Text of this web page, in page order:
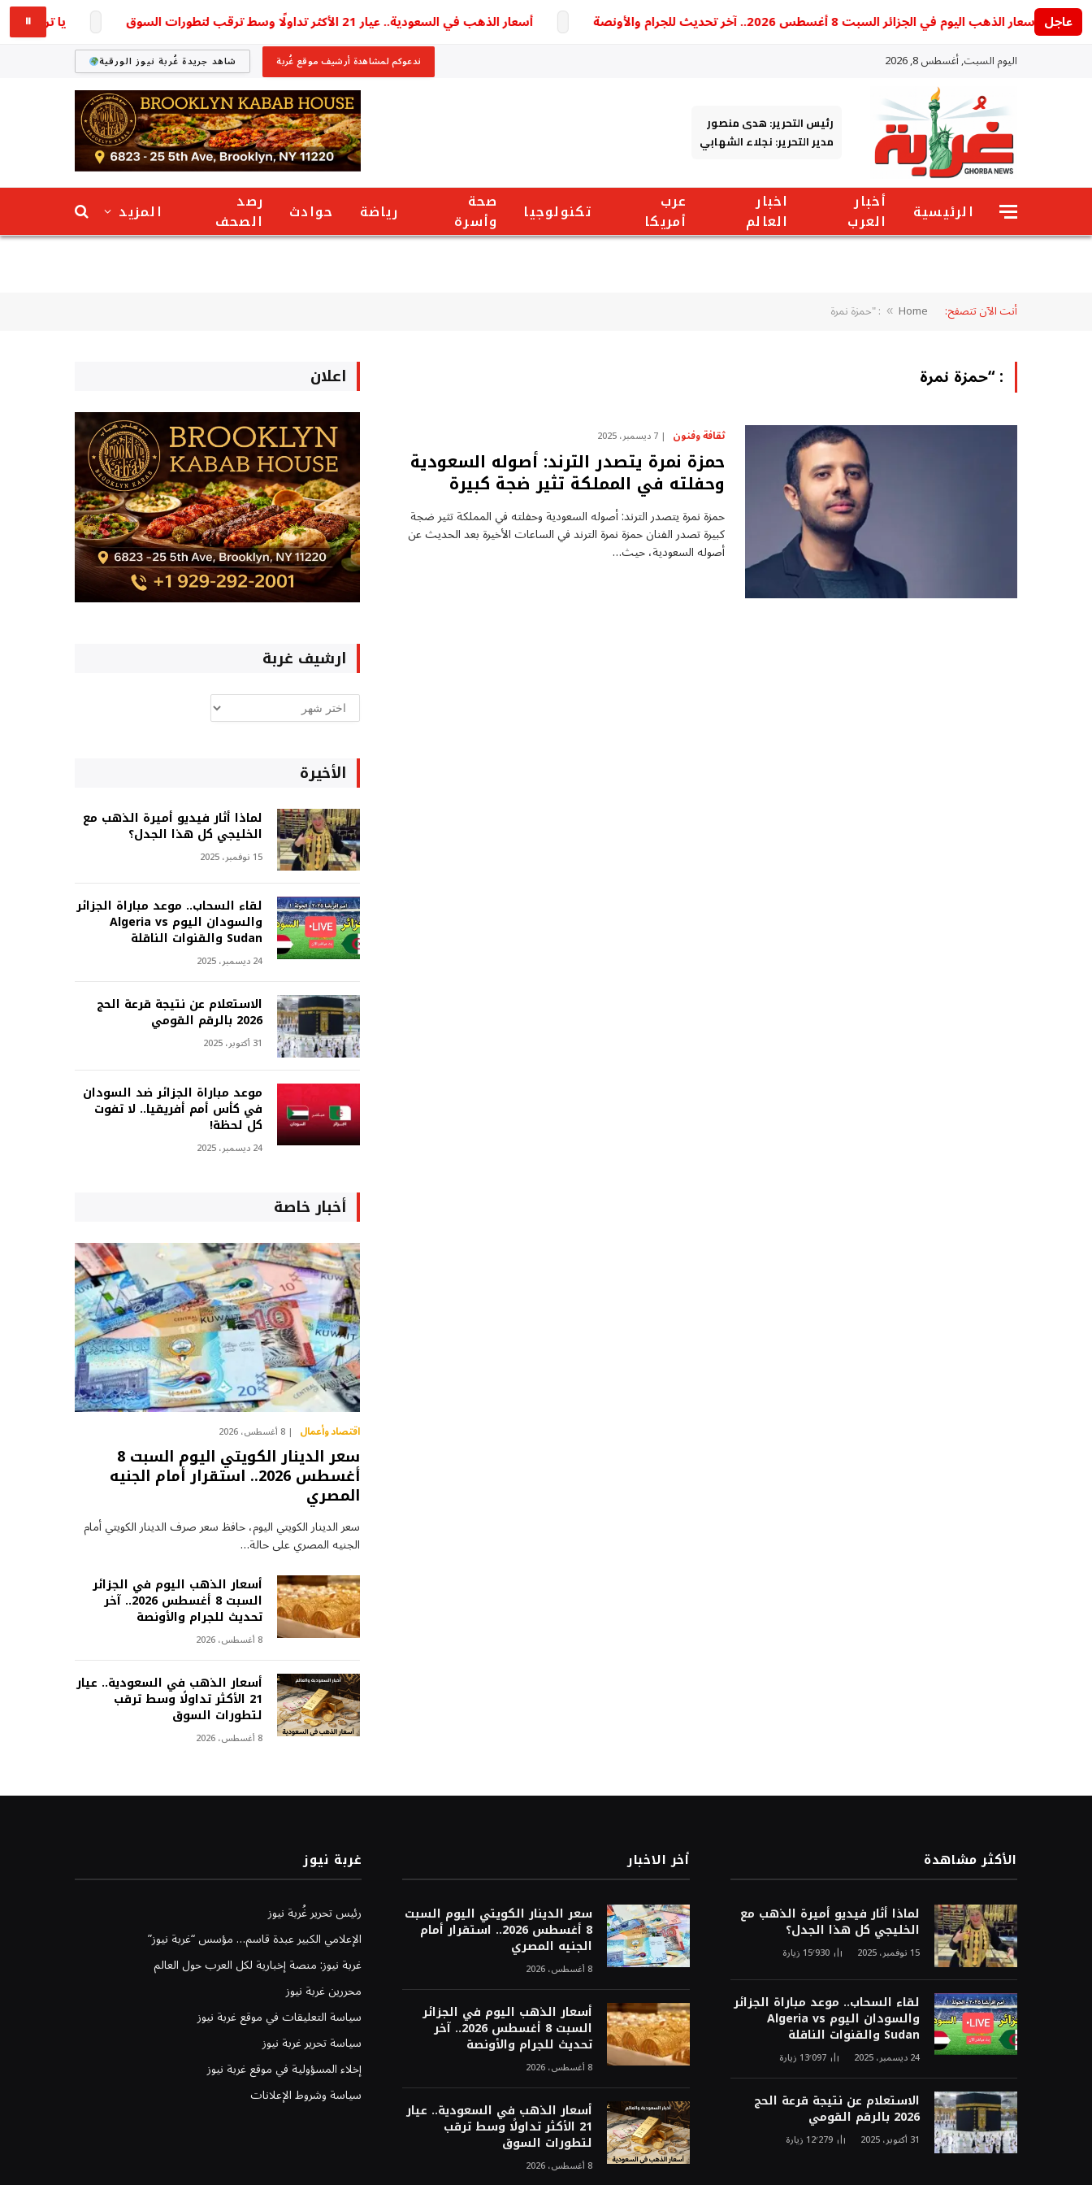
عاجل
أسعار الذهب اليوم في الجزائر السبت 8 أغسطس 2026.. آخر تحديث للجرام والأونصة أسعار الذهب في السعودية.. عيار 21 الأكثر تداولًا وسط ترقب لتطورات السوق يا ترى وصل⏸
اليوم السبت, أغسطس 8, 2026 ندعوكم لمشاهدة أرشيف موقع غُربة شاهد جريدة غُربة نيوز الورقية
رئيس التحرير: هدى منصور
مدير التحرير: نجلاء الشهابي
الرئيسية
أخبار
العرب
اخبار
العالم
عرب
أمريكا
تكنولوجيا
صحة
وأسرة
رياضة حوادث
رصد
الصحف
المزيد
أنت الآن تتصفح: Home
» : "حمزة نمرة
: “حمزة نمرة
ثقافة وفنون 7 ديسمبر، 2025
حمزة نمرة يتصدر الترند: أصوله السعودية
وحفلته في المملكة تثير ضجة كبيرة
حمزة نمرة يتصدر الترند: أصوله السعودية وحفلته في المملكة تثير ضجة
كبيرة تصدر الفنان حمزة نمرة الترند في الساعات الأخيرة بعد الحديث عن
أصوله السعودية، حيث…
اعلان
ارشيف غربة
ارشيف
غربة
الأخيرة
لماذا أثار فيديو أميرة الذهب مع
الخليجي كل هذا الجدل؟
15 نوفمبر، 2025
لقاء السحاب.. موعد مباراة الجزائر
والسودان اليوم Algeria vs
Sudan والقنوات الناقلة
24 ديسمبر، 2025
الاستعلام عن نتيجة قرعة الحج
2026 بالرقم القومي
31 أكتوبر، 2025
موعد مباراة الجزائر ضد السودان
في كأس أمم أفريقيا.. لا تفوت
كل لحظة!
24 ديسمبر، 2025
أخبار خاصة
اقتصاد وأعمال 8 أغسطس، 2026
سعر الدينار الكويتي اليوم السبت 8
أغسطس 2026.. استقرار أمام الجنيه
المصري
سعر الدينار الكويتي اليوم، حافظ سعر صرف الدينار الكويتي أمام
الجنيه المصري على حالة…
أسعار الذهب اليوم في الجزائر
السبت 8 أغسطس 2026.. آخر
تحديث للجرام والأونصة
8 أغسطس، 2026
أسعار الذهب في السعودية.. عيار
21 الأكثر تداولًا وسط ترقب
لتطورات السوق
8 أغسطس، 2026
الأكثر مشاهدة
لماذا أثار فيديو أميرة الذهب مع
الخليجي كل هذا الجدل؟
15 نوفمبر، 2025 15٬930 زيارة
لقاء السحاب.. موعد مباراة الجزائر
والسودان اليوم Algeria vs
Sudan والقنوات الناقلة
24 ديسمبر، 2025 13٬097 زيارة
الاستعلام عن نتيجة قرعة الحج
2026 بالرقم القومي
31 أكتوبر، 2025 12٬279 زيارة
أخر الاخبار
سعر الدينار الكويتي اليوم السبت
8 أغسطس 2026.. استقرار أمام
الجنيه المصري
8 أغسطس، 2026
أسعار الذهب اليوم في الجزائر
السبت 8 أغسطس 2026.. آخر
تحديث للجرام والأونصة
8 أغسطس، 2026
أسعار الذهب في السعودية.. عيار
21 الأكثر تداولًا وسط ترقب
لتطورات السوق
8 أغسطس، 2026
غربة نيوز
رئيس تحرير غُربة نيوز
الإعلامي الكبير عبدة قاسم… مؤسس “غربة نيوز”
غربة نيوز: منصة إخبارية لكل العرب حول العالم
محررين غربة نيوز
سياسة التعليقات في موقع غربة نيوز
سياسة تحرير غربة نيوز
إخلاء المسؤولية في موقع غربة نيوز
سياسة وشروط الإعلانات